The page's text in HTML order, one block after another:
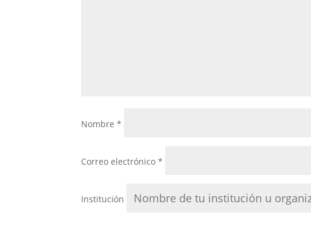
Nombre*
Correo electrónico*
Institución